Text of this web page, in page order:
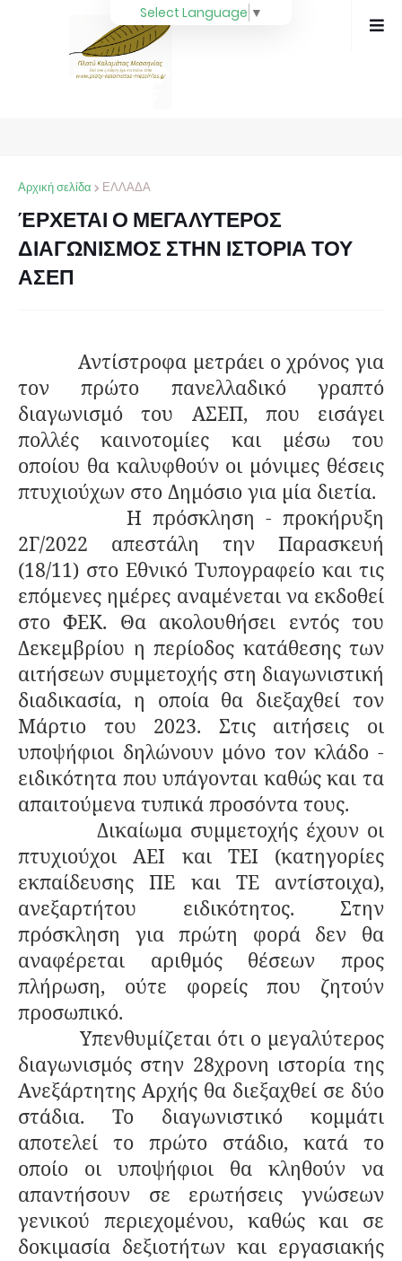
Αρχική σελίδα ΕΛΛΑΔΑ
ΈΡΧΕΤΑΙ Ο ΜΕΓΑΛΥΤΕΡΟΣ
ΔΙΑΓΩΝΙΣΜΟΣ ΣΤΗΝ ΙΣΤΟΡΙΑ ΤΟΥ
ΑΣΕΠ
Αντίστροφα μετράει ο χρόνος για
τον πρώτο πανελλαδικό γραπτό
διαγωνισμό του ΑΣΕΠ, που εισάγει
πολλές καινοτομίες και μέσω του
οποίου θα καλυφθούν οι μόνιμες θέσεις
πτυχιούχων στο Δημόσιο για μία διετία.
Η πρόσκληση - προκήρυξη
2Γ/2022 απεστάλη την Παρασκευή
(18/11) στο Εθνικό Τυπογραφείο και τις
επόμενες ημέρες αναμένεται να εκδοθεί
στο ΦΕΚ. Θα ακολουθήσει εντός του
Δεκεμβρίου η περίοδος κατάθεσης των
αιτήσεων συμμετοχής στη διαγωνιστική
διαδικασία, η οποία θα διεξαχθεί τον
Μάρτιο του 2023. Στις αιτήσεις οι
υποψήφιοι δηλώνουν μόνο τον κλάδο -
ειδικότητα που υπάγονται καθώς και τα
απαιτούμενα τυπικά προσόντα τους.
Δικαίωμα συμμετοχής έχουν οι
πτυχιούχοι ΑΕΙ και ΤΕΙ (κατηγορίες
εκπαίδευσης ΠΕ και ΤΕ αντίστοιχα),
ανεξαρτήτου ειδικότητος. Στην
πρόσκληση για πρώτη φορά δεν θα
αναφέρεται αριθμός θέσεων προς
πλήρωση, ούτε φορείς που ζητούν
προσωπικό.
Υπενθυμίζεται ότι ο μεγαλύτερος
διαγωνισμός στην 28χρονη ιστορία της
Ανεξάρτητης Αρχής θα διεξαχθεί σε δύο
στάδια. Το διαγωνιστικό κομμάτι
αποτελεί το πρώτο στάδιο, κατά το
οποίο οι υποψήφιοι θα κληθούν να
απαντήσουν σε ερωτήσεις γνώσεων
γενικού περιεχομένου, καθώς και σε
δοκιμασία δεξιοτήτων και εργασιακής
Select Language ▼